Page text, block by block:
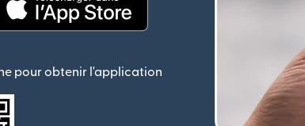
pour obtenir l'application